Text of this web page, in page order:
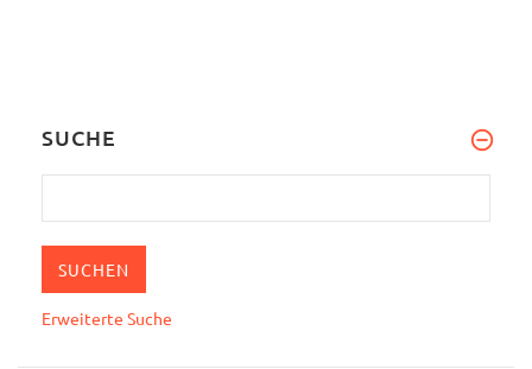
SUCHE
Erweiterte Suche